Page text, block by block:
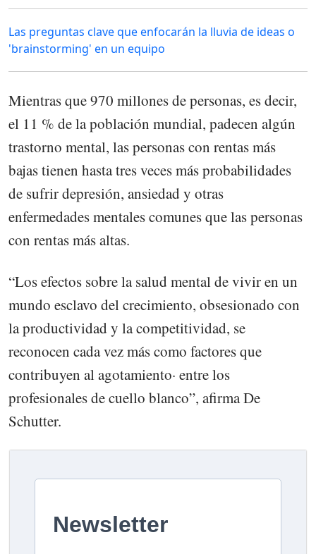
Las preguntas clave que enfocarán la lluvia de ideas o
'brainstorming' en un equipo
Mientras que 970 millones de personas, es decir,
el 11 % de la población mundial, padecen algún
trastorno mental, las personas con rentas más
bajas tienen hasta tres veces más probabilidades
de sufrir depresión, ansiedad y otras
enfermedades mentales comunes que las personas
con rentas más altas.
“Los efectos sobre la salud mental de vivir en un
mundo esclavo del crecimiento, obsesionado con
la productividad y la competitividad, se
reconocen cada vez más como factores que
contribuyen al agotamiento· entre los
profesionales de cuello blanco”, afirma De
Schutter.